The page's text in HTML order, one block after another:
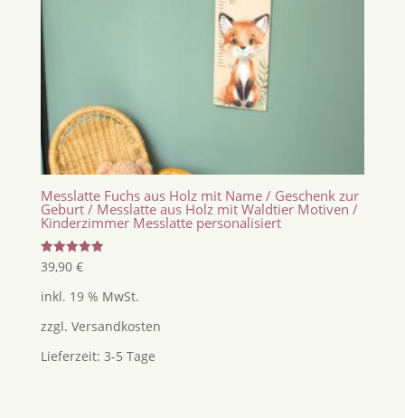
Messlatte Fuchs aus Holz mit Name / Geschenk zur
Geburt / Messlatte aus Holz mit Waldtier Motiven /
Kinderzimmer Messlatte personalisiert
Bewertet
mit
von 5
39,90 €
inkl. 19 % MwSt.
zzgl. Versandkosten
Lieferzeit: 3-5 Tage